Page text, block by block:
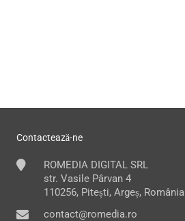
Contactează-ne
ROMEDIA DIGITAL SRL
str. Vasile Pârvan 4
110256, Pitești, Argeș, România
contact@romedia.ro